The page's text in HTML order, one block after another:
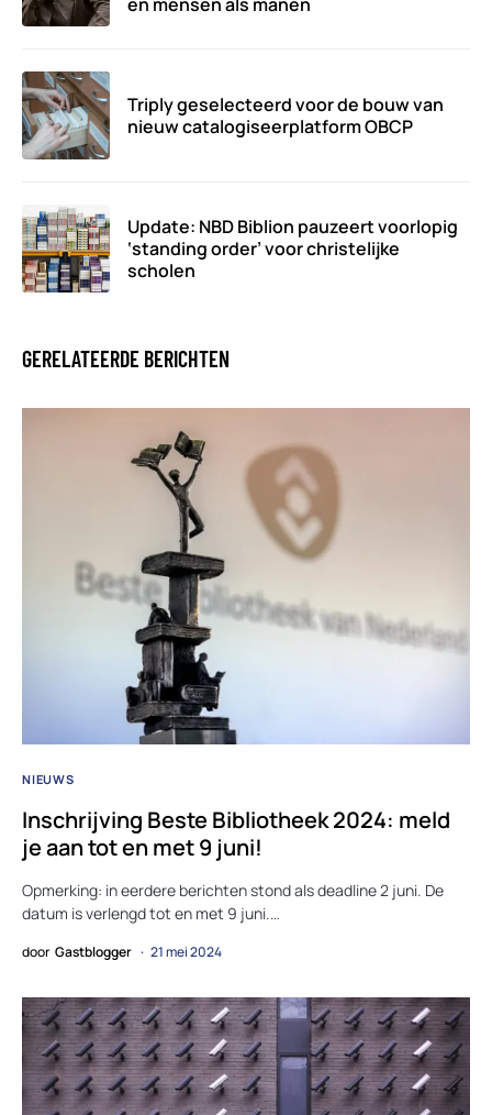
en mensen als manen
Triply geselecteerd voor de bouw van
nieuw catalogiseerplatform OBCP
Update: NBD Biblion pauzeert voorlopig
‘standing order’ voor christelijke
scholen
GERELATEERDE BERICHTEN
NIEUWS
Inschrijving Beste Bibliotheek 2024: meld
je aan tot en met 9 juni!
Opmerking: in eerdere berichten stond als deadline 2 juni. De
datum is verlengd tot en met 9 juni.…
door Gastblogger 21 mei 2024